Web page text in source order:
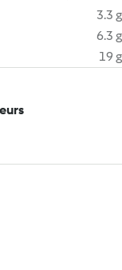
3.3 g
6.3 g
19 g